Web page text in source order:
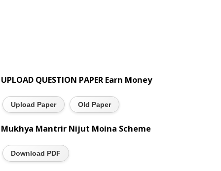
UPLOAD QUESTION PAPER Earn Money
Upload Paper Old Paper
Mukhya Mantrir Nijut Moina Scheme
Download PDF